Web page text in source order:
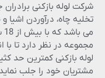
شرکت لوله بازکنی برادران
تخلیه چاه، درآوردن اشیا و
می
مجموعه در نظر دارد تا با
لوله بازکنی کمترین حد
مشتریان خود را جلب نماید.